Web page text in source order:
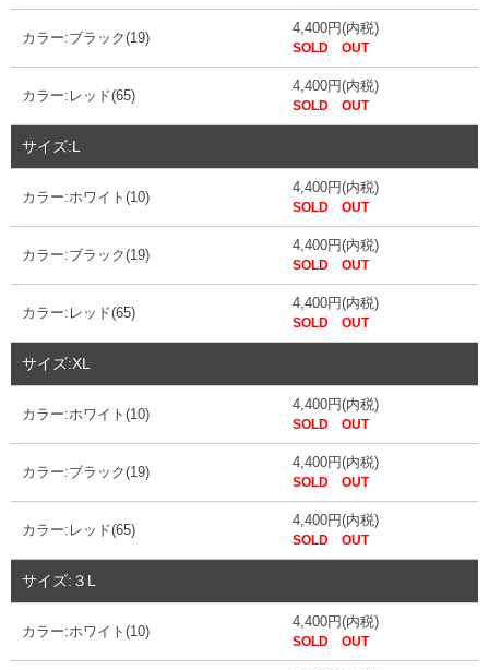
カラー:ブラック(19)
4,400円(内税)
SOLD OUT
カラー:レッド(65)
4,400円(内税)
SOLD OUT
サイズ:L
カラー:ホワイト(10)
4,400円(内税)
SOLD OUT
カラー:ブラック(19)
4,400円(内税)
SOLD OUT
カラー:レッド(65)
4,400円(内税)
SOLD OUT
サイズ:XL
カラー:ホワイト(10)
4,400円(内税)
SOLD OUT
カラー:ブラック(19)
4,400円(内税)
SOLD OUT
カラー:レッド(65)
4,400円(内税)
SOLD OUT
サイズ:３L
カラー:ホワイト(10)
4,400円(内税)
SOLD OUT